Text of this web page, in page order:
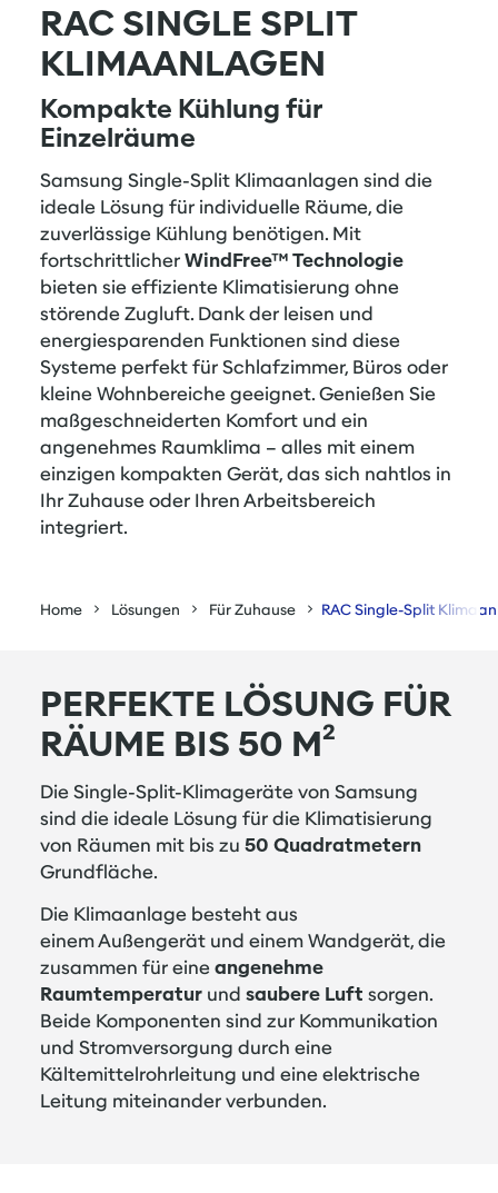
RAC SINGLE SPLIT
KLIMAANLAGEN
Kompakte Kühlung für
Einzelräume
Samsung Single-Split Klimaanlagen sind die
ideale Lösung für individuelle Räume, die
zuverlässige Kühlung benötigen. Mit
fortschrittlicherWindFree™ Technologie
bieten sie effiziente Klimatisierung ohne
störende Zugluft. Dank der leisen und
energiesparenden Funktionen sind diese
Systeme perfekt für Schlafzimmer, Büros oder
kleine Wohnbereiche geeignet. Genießen Sie
maßgeschneiderten Komfort und ein
angenehmes Raumklima – alles mit einem
einzigen kompakten Gerät, das sich nahtlos in
Ihr Zuhause oder Ihren Arbeitsbereich
integriert.
Home Lösungen Für Zuhause RAC Single-Split
PERFEKTE LÖSUNG FÜR
RÄUME BIS 50 M²
Die Single-Split-Klimageräte von Samsung
sind die ideale Lösung für die Klimatisierung
von Räumen mit bis zu 50 Quadratmetern
Grundfläche.
Die Klimaanlage besteht aus
einem Außengerät und einem Wandgerät, die
zusammen für eineangenehme
Raumtemperatur und saubere Luft sorgen.
Beide Komponenten sind zur Kommunikation
und Stromversorgung durch eine
Kältemittelrohrleitung und eine elektrische
Leitung miteinander verbunden.